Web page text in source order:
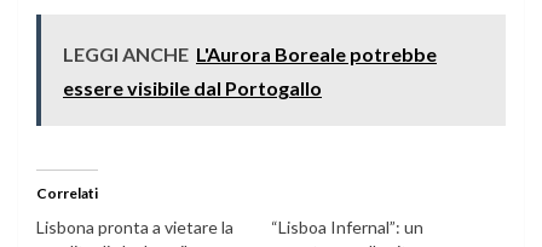
LEGGI ANCHE L'Aurora Boreale potrebbe
essere visibile dal Portogallo
Correlati
Lisbona pronta a vietare la
“Lisboa Infernal”: un